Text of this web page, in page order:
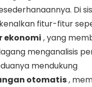
Di
fitur-fitur
ekonomi , yang
menganalisis
mendukung
otomatis,